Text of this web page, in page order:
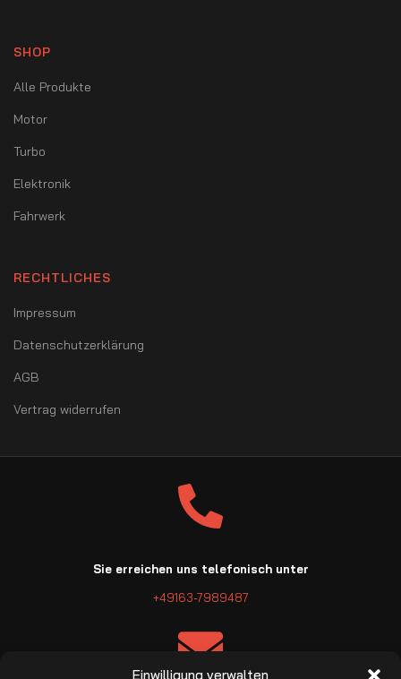
Einwilligung verwalten
SHOP
Alle Produkte
Motor
Turbo
Elektronik
Fahrwerk
RECHTLICHES
Impressum
Datenschutzerklärung
AGB
Vertrag widerrufen
Sie erreichen uns telefonisch unter
+49163-7989487